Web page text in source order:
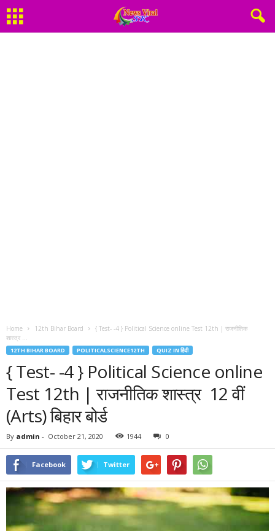
Home 12th Bihar Board
{ Test- -4 } Political Science online Test 12th | राजनीतिक
शास्त्र ...
12TH BIHAR BOARD POLITICALSCIENCE12TH QUIZ IN हिंदी
{ Test- -4 } Political Science online
Test 12th | राजनीतिक शास्त्र 12 वीं
(Arts) बिहार बोर्ड
By admin - October 21, 2020 1944 0
Facebook Twitter